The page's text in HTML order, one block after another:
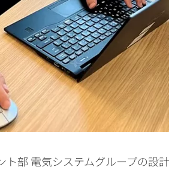
部 電気システムグループの設